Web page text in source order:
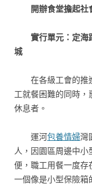
開辦食堂擔起社
實行單元：定海
城
在各級工會的推
工就餐困難的同時，
休息者。
運河包養情婦灣
人，因園區周邊中
便，職工用餐一度存
一個像是小型保險箱